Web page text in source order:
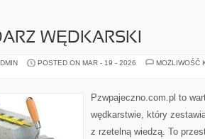
WĘDKARSKI
POSTED ON MAR - 19 - 2026
MOŻLIWOŚĆ
Pzwpajeczno.com.pl to
wędkarstwie, który
z rzetelną wiedzą. To